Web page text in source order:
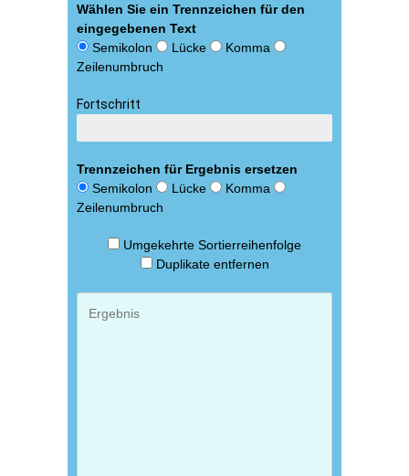
Wählen Sie ein Trennzeichen für den
eingegebenen Text
Semikolon
Lücke
Komma
Zeilenumbruch
Fortschritt
Trennzeichen für Ergebnis ersetzen
Semikolon
Lücke
Komma
Zeilenumbruch
Umgekehrte Sortierreihenfolge
Duplikate entfernen